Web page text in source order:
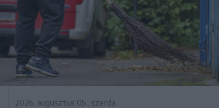
2026. augusztus 05., szerda